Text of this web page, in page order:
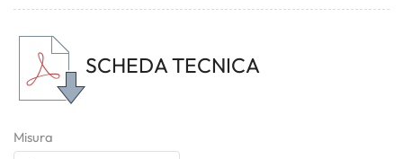
SCHEDA TECNICA
Misura